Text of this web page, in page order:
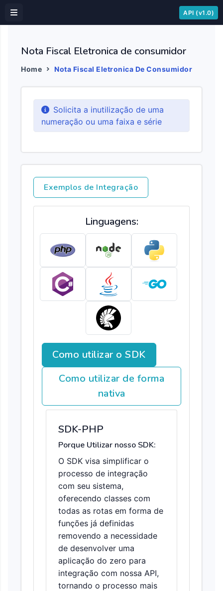
API (v1.0)
Nota Fiscal Eletronica de consumidor
Home Nota Fiscal Eletronica De Consumidor
Solicita a inutilização de uma
numeração ou uma faixa e série
Exemplos de Integração
Linguagens:
Como utilizar o SDK
Como utilizar de forma
nativa
SDK-PHP
Porque Utilizar nosso SDK:
O SDK visa simplificar o
processo de integração
com seu sistema,
oferecendo classes com
todas as rotas em forma de
funções já definidas
removendo a necessidade
de desenvolver uma
aplicação do zero para
integração com nossa API,
tornando o processo mais